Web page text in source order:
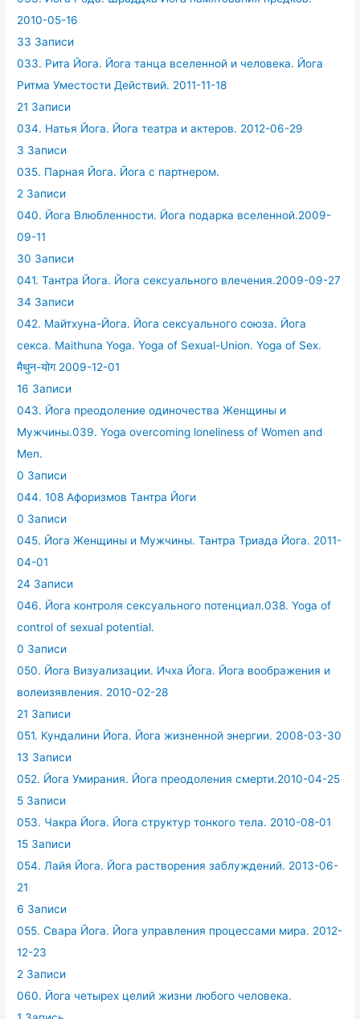
2010-05-16
33 Записи
033. Рита Йога. Йога танца вселенной и человека. Йога
Ритма Уместости Действий. 2011-11-18
21 Записи
034. Натья Йога. Йога театра и актеров. 2012-06-29
3 Записи
035. Парная Йога. Йога с партнером.
2 Записи
040. Йога Влюбленности. Йога подарка вселенной.2009-
09-11
30 Записи
041. Тантра Йога. Йога сексуального влечения.2009-09-27
34 Записи
042. Майтхуна-Йога. Йога сексуального союза. Йога
секса. Maithuna Yoga. Yoga of Sexual-Union. Yoga of Sex.
मैथुन-योग 2009-12-01
16 Записи
043. Йога преодоление одиночества Женщины и
Мужчины.039. Yoga overcoming loneliness of Women and
Men.
0 Записи
044. 108 Афоризмов Тантра Йоги
0 Записи
045. Йога Женщины и Мужчины. Тантра Триада Йога. 2011-
04-01
24 Записи
046. Йога контроля сексуального потенциал.038. Yoga of
control of sexual potential.
0 Записи
050. Йога Визуализации. Ичха Йога. Йога воображения и
волеизявления. 2010-02-28
21 Записи
051. Кундалини Йога. Йога жизненной энергии. 2008-03-30
13 Записи
052. Йога Умирания. Йога преодоления смерти.2010-04-25
5 Записи
053. Чакра Йога. Йога структур тонкого тела. 2010-08-01
15 Записи
054. Лайя Йога. Йога растворения заблуждений. 2013-06-
21
6 Записи
055. Свара Йога. Йога управления процессами мира. 2012-
12-23
2 Записи
060. Йога четырех целий жизни любого человека.